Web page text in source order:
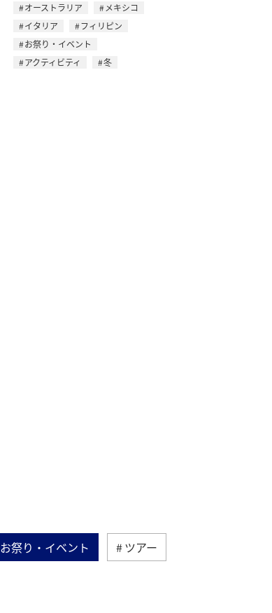
オーストラリア
メキシコ
イタリア
フィリピン
お祭り・イベント
アクティビティ
冬
お祭り・イベント ツアー